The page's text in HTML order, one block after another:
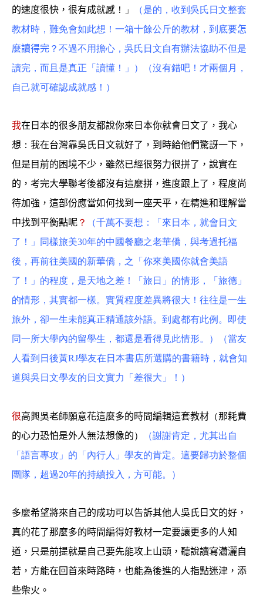
的速度很快，很有成就感 ！」
（是的，收到吳氏日文整套
教材時，難免會如此想！一箱十餘公斤的教材，到底要怎
麼讀得完 ？不過不用擔心，吳氏日文自有辦法協助不但是
讀完，而且是真正「讀懂！」）（沒有錯吧！才兩個月，
自己就可確認成就感！）
我在日本的很多朋友都說你來日本你就會日文了，我心
想 ： 我在台灣靠吳氏日文就好了，到時給他們驚訝一下，
但是目前的困境不少，雖然已經很努力很拼了，說實在
的，考完大學聯考後都沒有這麼拼，進度跟上了，程度尚
待加強，這部份應當如何找到一座天平，在精進和理解當
中找到平衡點呢 ？
（千萬不要想：「來日本，就會日文
了！」同樣旅美30年的中國餐廳之老華僑，與考過托福
後，再前往美國的新華僑，之「你來美國你就會美語
了！」的程度，是天地之差！「旅日」的情形，「旅德」
的情形，其實都一樣。實質程度差異將很大！往往是一生
旅外，卻一生未能真正精通該外語。到處都有此例。即使
同一所大學內的留學生，都還是看得見此情形。）（當友
人看到日後黃RJ學友在日本書店所選購的書籍時，就會知
道與吳日文學友的日文實力「差很大」！）
很高興吳老師願意花這麼多的時間編輯這套教材 （那耗費
的心力恐怕是外人無法想像的）
（謝謝肯定，尤其出自
「語言專攻」的「內行人」學友的肯定。這要歸功於整個
團隊，超過20年的持續投入，方可能。
）
多麼希望將來自己的成功可以告訴其他人吳氏日文的好，
真的花了那麼多的時間編得好教材一定要讓更多的人知
道，只是前提就是自己要先能攻上山頭，聽說讀寫瀟灑自
若，方能在回首來時路時，也能為後進的人指點迷津，添
些柴火 。